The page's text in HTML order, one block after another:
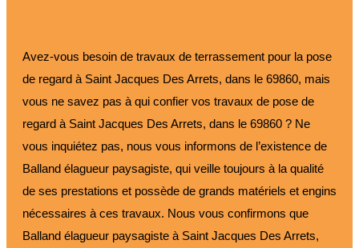
Avez-vous besoin de travaux de terrassement pour la pose
de regard à Saint Jacques Des Arrets, dans le 69860, mais
vous ne savez pas à qui confier vos travaux de pose de
regard à Saint Jacques Des Arrets, dans le 69860 ? Ne
vous inquiétez pas, nous vous informons de l’existence de
Balland élagueur paysagiste, qui veille toujours à la qualité
de ses prestations et possède de grands matériels et engins
nécessaires à ces travaux. Nous vous confirmons que
Balland élagueur paysagiste à Saint Jacques Des Arrets,